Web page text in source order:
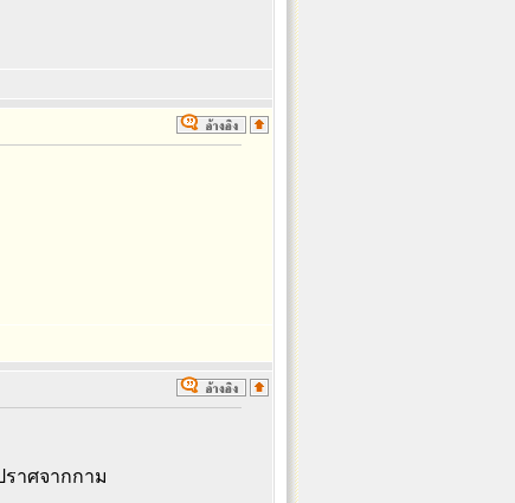
าศจากกาม